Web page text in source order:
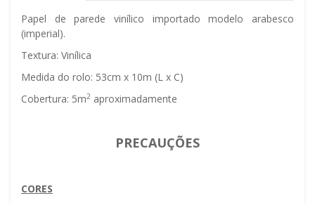
Papel de parede vinílico importado modelo arabesco
(imperial).
Textura: Vinílica
Medida do rolo: 53cm x 10m (L x C)
Cobertura: 5m2 aproximadamente
PRECAUÇÕES
CORES